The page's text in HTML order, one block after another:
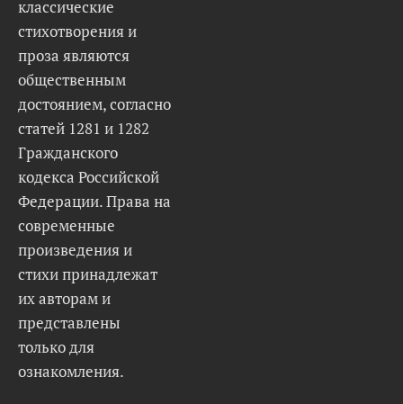
классические
стихотворения и
проза являются
общественным
достоянием, согласно
статей 1281 и 1282
Гражданского
кодекса Российской
Федерации. Права на
современные
произведения и
стихи принадлежат
их авторам и
представлены
только для
ознакомления.